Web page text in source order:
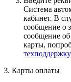
Система
кабинет. В
сообщение о
сообщение
карты,
техподдержку
3. Карты оплаты